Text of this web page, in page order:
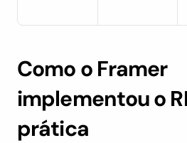
Como o Framer
implementou o
prática